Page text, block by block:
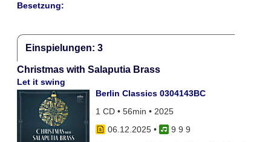
Besetzung:
Einspielungen: 3
Christmas with Salaputia Brass
Let it swing
Berlin Classics 0304143BC
1 CD • 56min • 2025
06.12.2025•
9 9 9